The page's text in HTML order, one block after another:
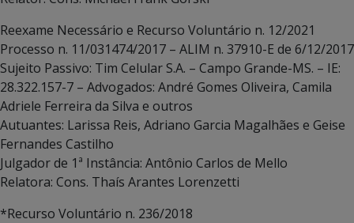
Reexame Necessário e Recurso Voluntário n. 12/2021
Processo n. 11/031474/2017 – ALIM n. 37910-E de 6/12/2017
Sujeito Passivo: Tim Celular S.A. – Campo Grande-MS. – IE:
28.322.157-7 – Advogados: André Gomes Oliveira, Camila
Adriele Ferreira da Silva e outros
Autuantes: Larissa Reis, Adriano Garcia Magalhães e Geise
Fernandes Castilho
Julgador de 1ª Instância: Antônio Carlos de Mello
Relatora: Cons. Thaís Arantes Lorenzetti
*Recurso Voluntário n. 236/2018